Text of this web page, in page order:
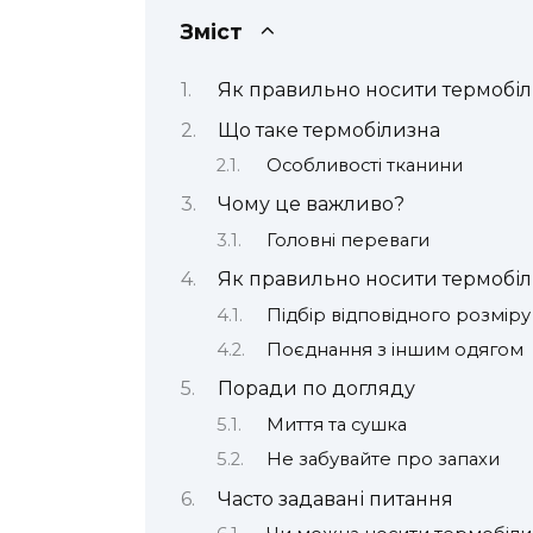
Зміст
Як правильно носити
Що таке термобілизна
Особливості тканини
Чому це важливо?
Головні переваги
Як правильно носити
Підбір відповідного розміру
Поєднання з іншим одягом
Поради по догляду
Миття та сушка
Не забувайте про запахи
Часто задавані питання